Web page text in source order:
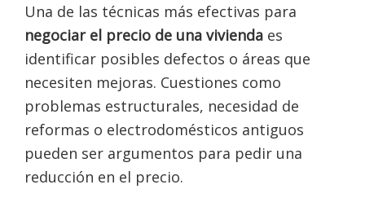
Una de las técnicas más efectivas para
negociar el precio de una vivienda es
identificar posibles defectos o áreas que
necesiten mejoras. Cuestiones como
problemas estructurales, necesidad de
reformas o electrodomésticos antiguos
pueden ser argumentos para pedir una
reducción en el precio.